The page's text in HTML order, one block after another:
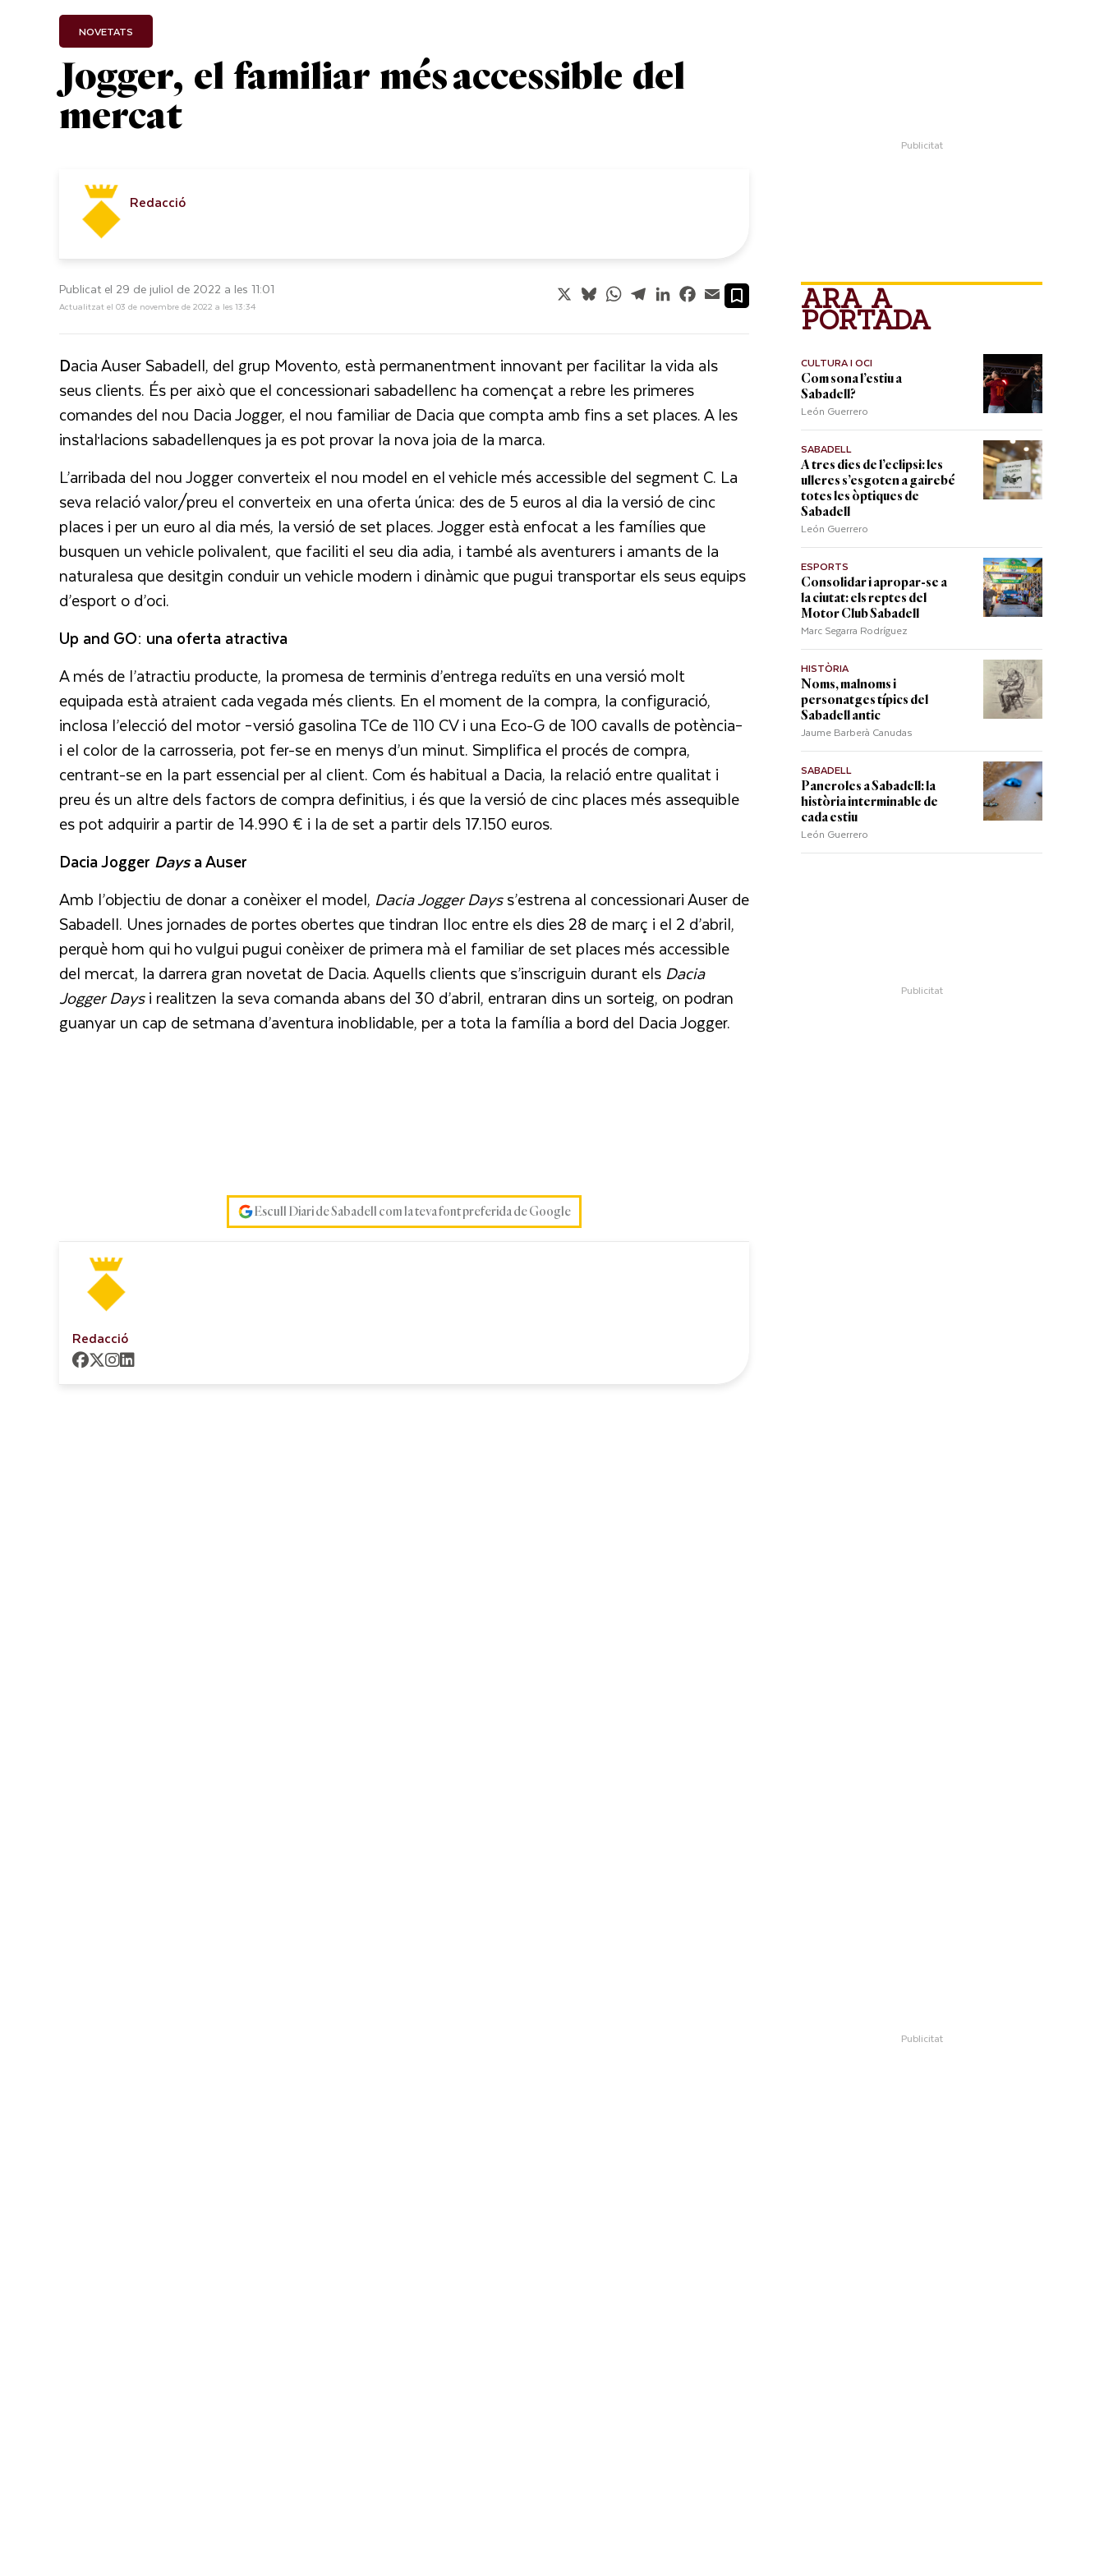
ARA A
PORTADA
CULTURA I OCI
Com sona l’estiu a
Sabadell?
León Guerrero
SABADELL
A tres dies de l’eclipsi: les
ulleres s’esgoten a gairebé
totes les òptiques de
Sabadell
León Guerrero
ESPORTS
Consolidar i apropar-se a
la ciutat: els reptes del
Motor Club Sabadell
Marc Segarra Rodríguez
HISTÒRIA
Noms, malnoms i
personatges típics del
Sabadell antic
Jaume Barberà Canudas
SABADELL
Paneroles a Sabadell: la
història interminable de
cada estiu
León Guerrero
Jogger, el familiar més accessible del
mercat
NOVETATS
Redacció
Publicat el 29 de juliol de 2022 a les 11:01
Actualitzat el 03 de novembre de 2022 a les 13:34
X BlueskyWhatsApp
TelegramLinkedInFacebook
Email
Dacia Auser Sabadell, del grup Movento, està permanentment innovant per facilitar la vida als
seus clients. És per això que el concessionari sabadellenc ha començat a rebre les primeres
comandes del nou Dacia Jogger, el nou familiar de Dacia que compta amb fins a set places. A les
instal·lacions sabadellenques ja es pot provar la nova joia de la marca.
L’arribada del nou Jogger converteix el nou model en el vehicle més accessible del segment C. La
seva relació valor/preu el converteix en una oferta única: des de 5 euros al dia la versió de cinc
places i per un euro al dia més, la versió de set places. Jogger està enfocat a les famílies que
busquen un vehicle polivalent, que faciliti el seu dia adia, i també als aventurers i amants de la
naturalesa que desitgin conduir un vehicle modern i dinàmic que pugui transportar els seus equips
d’esport o d’oci.
Up and GO: una oferta atractiva
A més de l’atractiu producte, la promesa de terminis d’entrega reduïts en una versió molt
equipada està atraient cada vegada més clients. En el moment de la compra, la configuració,
inclosa l’elecció del motor –versió gasolina TCe de 110 CV i una Eco-G de 100 cavalls de potència–
i el color de la carrosseria, pot fer-se en menys d’un minut. Simplifica el procés de compra,
centrant-se en la part essencial per al client. Com és habitual a Dacia, la relació entre qualitat i
preu és un altre dels factors de compra definitius, i és que la versió de cinc places més assequible
es pot adquirir a partir de 14.990 € i la de set a partir dels 17.150 euros.
Dacia Jogger Daysa Auser
Amb l’objectiu de donar a conèixer el model, Dacia Jogger Dayss’estrena al concessionari Auser de
Sabadell. Unes jornades de portes obertes que tindran lloc entre els dies 28 de març i el 2 d’abril,
perquè hom qui ho vulgui pugui conèixer de primera mà el familiar de set places més accessible
del mercat, la darrera gran novetat de Dacia. Aquells clients que s’inscriguin durant els Dacia
Jogger Daysi realitzen la seva comanda abans del 30 d’abril, entraran dins un sorteig, on podran
guanyar un cap de setmana d’aventura inoblidable, per a tota la família a bord del Dacia Jogger.
Escull Diari de Sabadell com la teva font preferida de Google
Redacció